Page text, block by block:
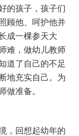
的孩子，孩子们
顾他、呵护他并
成一棵参天大
难，做幼儿教师
道了自己的不足
地充实自己。为
做准备。
回想起幼年的